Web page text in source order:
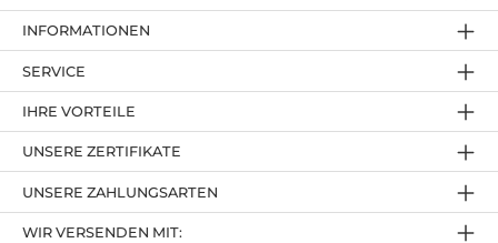
IHRE VORTEILE
UNSERE ZAHLUNGSARTEN
UNSERE ZERTIFIKATE
INFORMATIONEN
SERVICE
WIR VERSENDEN MIT: